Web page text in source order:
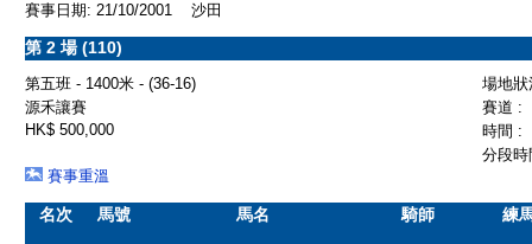
賽事日期: 21/10/2001 沙田
第 2 場 (110)
第五班 - 1400米 - (36-16)
場地
源禾讓賽
賽道 :
HK$ 500,000
時間 :
分段
賽事重溫
名次 馬號 馬名 騎師 練